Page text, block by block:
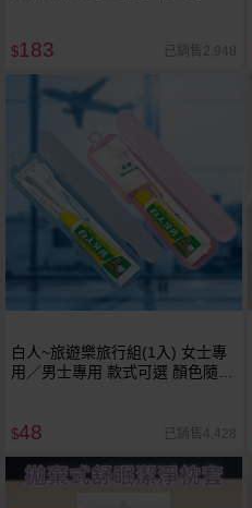
$183 已銷售2,948
白人~旅遊樂旅行組(1入) 女士專
用／男士專用 款式可選 顏色隨機
$48 已銷售4,428